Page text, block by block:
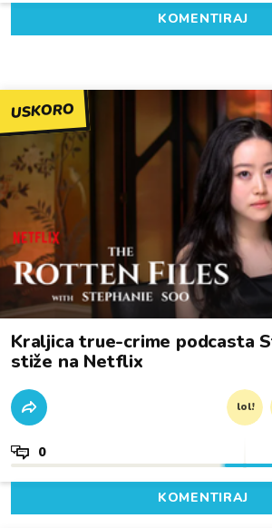
KOMENTIRAJ
USKORO
Kraljica true-crime podcasta
stiže na Netflix
lol!
0
KOMENTIRAJ